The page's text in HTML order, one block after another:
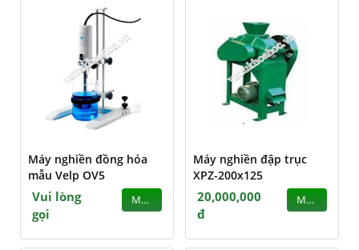
Máy nghiền đồng hóa
mẫu Velp OV5
Vui lòng
gọi
MUA
Máy nghiền đập trục
XPZ-200x125
20,000,000
đ
MUA